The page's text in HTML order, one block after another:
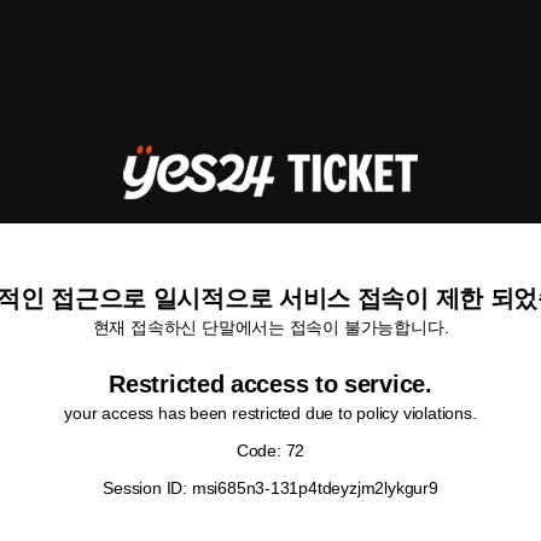
인 접근으로 일시적으로 서비스 접속이 제한 되
현재 접속하신 단말에서는 접속이 불가능합니다.
Restricted access to service.
your access has been restricted due to policy violations.
Code: 72
Session ID: msi685n3-131p4tdeyzjm2lykgur9